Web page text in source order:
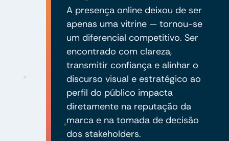
A presença online deixou de ser
apenas uma vitrine — tornou-se
um diferencial competitivo. Ser
encontrado com clareza,
transmitir confiança e alinhar o
discurso visual e estratégico ao
perfil do público impacta
diretamente na reputação da
marca e na tomada de decisão
dos stakeholders.